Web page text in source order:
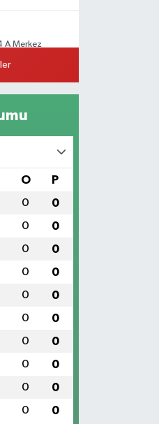
A Merkez
O P
0 0
0 0
0 0
0 0
0 0
0 0
0 0
0 0
0 0
0 0